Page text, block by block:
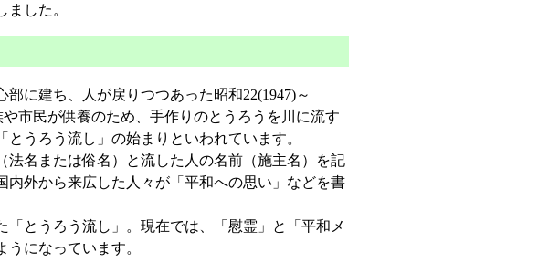
した。
に建ち、人が戻りつつあった昭和22(1947)～
市民が供養のため、手作りのとうろうを川に流す
うろう流し」の始まりといわれています。
名または俗名）と流した人の名前（施主名）を記
内外から来広した人々が「平和への思い」などを書
とうろう流し」。現在では、「慰霊」と「平和メ
になっています。